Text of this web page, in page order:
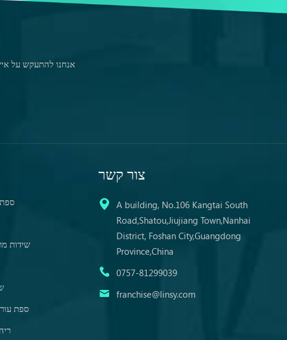
אנחנו להתעקש על
שידות
ספת
צור קשר
A building, No.106 Kangtai South
Road,Shatou,Jiujiang Town,Nanhai
District, Foshan City,Guangdong
Province,China
0757-81299039
franchise@linsy.com